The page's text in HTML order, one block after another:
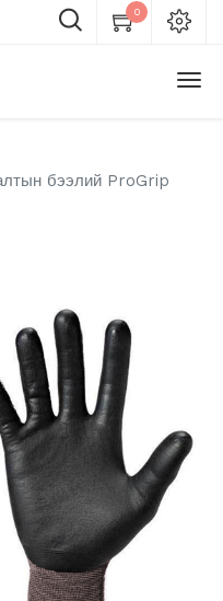
0
бээлий ProGrip